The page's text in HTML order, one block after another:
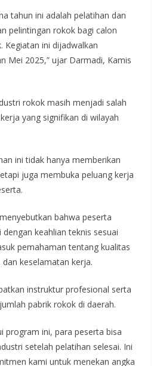
tahun ini adalah pelatihan dan
pelintingan rokok bagi calon
Kegiatan ini dijadwalkan
Mei 2025,” ujar Darmadi, Kamis
rokok masih menjadi salah
yang signifikan di wilayah
ini tidak hanya memberikan
juga membuka peluang kerja
bahwa peserta
keahlian teknis sesuai
pemahaman tentang kualitas
keselamatan kerja.
instruktur profesional serta
pabrik rokok di daerah.
program ini, para peserta bisa
setelah pelatihan selesai. Ini
kami untuk menekan angka